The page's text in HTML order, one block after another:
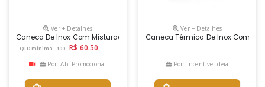
Ver + Detalhes
Caneca De Inox Com Misturador De Bebida, Feita Em Parede Dupla
QTD mínima: 100 R$ 60.50
Por: Abf Promocional
Ver + Detalhes
Caneca Térmica De Inox Com
Por: Incentive Ideia